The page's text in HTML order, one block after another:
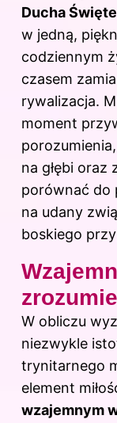
Ducha
w jedną,
codziennym
czasem
rywalizacja.
moment
na głębi oraz
porównać do
na udany
boskiego
W obliczu
niezwykle
trynitarnego
element
wzajemnym